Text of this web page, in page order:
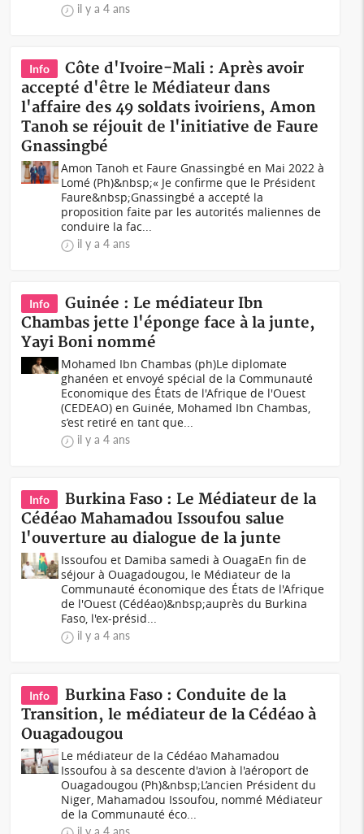
il y a 4 ans
Info
Côte d'Ivoire-Mali : Après avoir
accepté d'être le Médiateur dans
l'affaire des 49 soldats ivoiriens, Amon
Tanoh se réjouit de l'initiative de Faure
Gnassingbé
Amon Tanoh et Faure Gnassingbé en Mai 2022 à
Lomé (Ph)&nbsp;« Je confirme que le Président
Faure&nbsp;Gnassingbé a accepté la
proposition faite par les autorités maliennes de
conduire la fac...
il y a 4 ans
Info
Guinée : Le médiateur Ibn
Chambas jette l'éponge face à la junte,
Yayi Boni nommé
Mohamed Ibn Chambas (ph)Le diplomate
ghanéen et envoyé spécial de la Communauté
Economique des États de l'Afrique de l'Ouest
(CEDEAO) en Guinée, Mohamed Ibn Chambas,
s’est retiré en tant que...
il y a 4 ans
Info
Burkina Faso : Le Médiateur de la
Cédéao Mahamadou Issoufou salue
l'ouverture au dialogue de la junte
Issoufou et Damiba samedi à Ouaga En fin de
séjour à Ouagadougou, le Médiateur de la
Communauté économique des États de l'Afrique
de l'Ouest (Cédéao)&nbsp;auprès du Burkina
Faso, l'ex-présid...
il y a 4 ans
Info
Burkina Faso : Conduite de la
Transition, le médiateur de la Cédéao à
Ouagadougou
Le médiateur de la Cédéao Mahamadou
Issoufou à sa descente d'avion à l'aéroport de
Ouagadougou (Ph)&nbsp;L’ancien Président du
Niger, Mahamadou Issoufou, nommé Médiateur
de la Communauté éco...
il y a 4 ans